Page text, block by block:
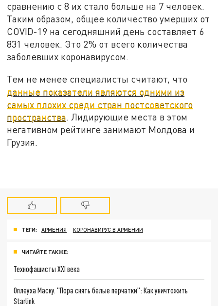
сравнению с 8 их стало больше на 7 человек.
Таким образом, общее количество умерших от
COVID-19 на сегодняшний день составляет 6
831 человек. Это 2% от всего количества
заболевших коронавирусом.
Тем не менее специалисты считают, что
данные показатели являются одними из
самых плохих среди стран постсоветского
пространства. Лидирующие места в этом
негативном рейтинге занимают Молдова и
Грузия.
ТЕГИ: АРМЕНИЯ КОРОНАВИРУС В АРМЕНИИ
ЧИТАЙТЕ ТАКЖЕ:
Технофашисты XXI века
Оплеуха Маску. "Пора снять белые перчатки": Как уничтожить
Starlink